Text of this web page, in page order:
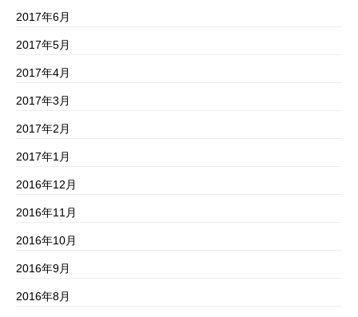
2017年6月
2017年5月
2017年4月
2017年3月
2017年2月
2017年1月
2016年12月
2016年11月
2016年10月
2016年9月
2016年8月